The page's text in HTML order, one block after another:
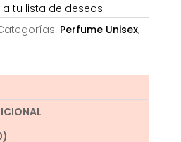
tu lista de deseos
Perfume Unisex,